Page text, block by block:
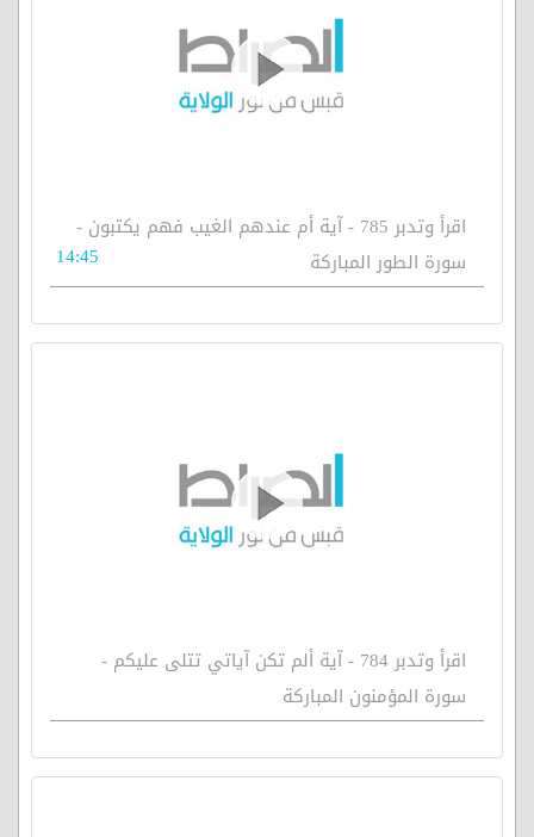
اقرأ وتدبر 785 - آية أم عندهم الغيب فهم يكتبون -
سورة الطور المباركة
14:45
اقرأ وتدبر 784 - آية ألم تكن آياتي تتلى عليكم -
سورة المؤمنون المباركة